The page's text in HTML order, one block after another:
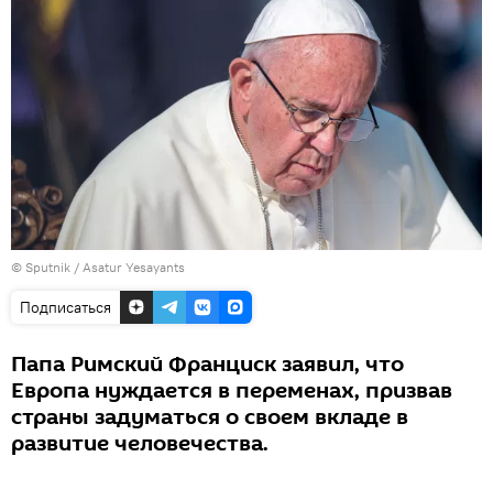
© Sputnik / Asatur Yesayants
Подписаться
Папа Римский Франциск заявил, что
Европа нуждается в переменах, призвав
страны задуматься о своем вкладе в
развитие человечества.